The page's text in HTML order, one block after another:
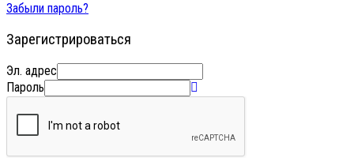
Забыли пароль?
Зарегистрироваться
Эл. адрес
Пароль